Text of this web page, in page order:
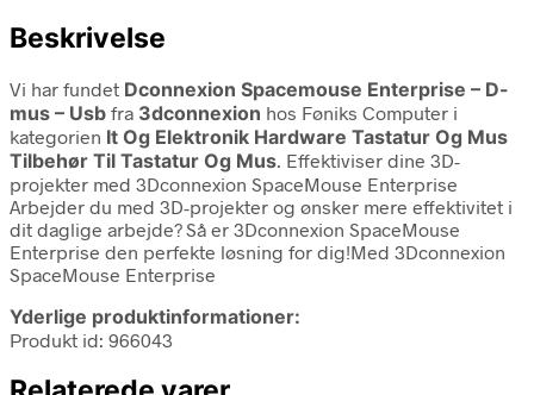
Beskrivelse
Vi har fundet Dconnexion Spacemouse Enterprise – D-
mus – Usb fra 3dconnexion hos Føniks Computer i
kategorien It Og Elektronik Hardware Tastatur Og Mus
Tilbehør Til Tastatur Og Mus. Effektiviser dine 3D-
projekter med 3Dconnexion SpaceMouse Enterprise
Arbejder du med 3D-projekter og ønsker mere effektivitet i
dit daglige arbejde? Så er 3Dconnexion SpaceMouse
Enterprise den perfekte løsning for dig!Med 3Dconnexion
SpaceMouse Enterprise
Yderlige produktinformationer:
Produkt id: 966043